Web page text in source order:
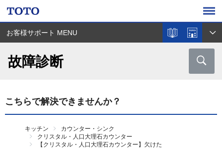
お客様サポート MENU
故障診断
こちらで解決できませんか？
キッチン
カウンター・シンク
クリスタル・人口大理石カウンター
【クリスタル・人口大理石カウンター】欠けた